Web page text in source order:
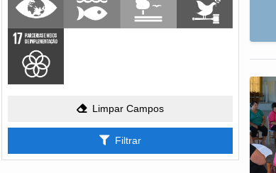
Limpar Campos
Filtrar